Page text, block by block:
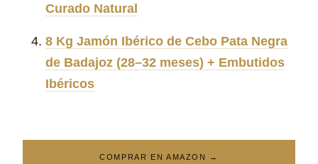
Curado Natural
8 Kg Jamón Ibérico de Cebo Pata Negra
de Badajoz (28–32 meses) + Embutidos
Ibéricos
COMPRAR EN AMAZON →